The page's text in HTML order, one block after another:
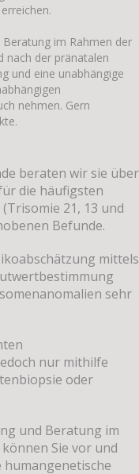
im Rahmen der
nach der pränatalen
und eine unabhängige
nehmen. Gern
beraten wir sie über
die häufigsten
21, 13 und
Befunde.
mittels
sehr
nur mithilfe
oder
und Beratung im
Sie vor und